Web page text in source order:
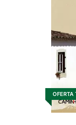
OFERTA